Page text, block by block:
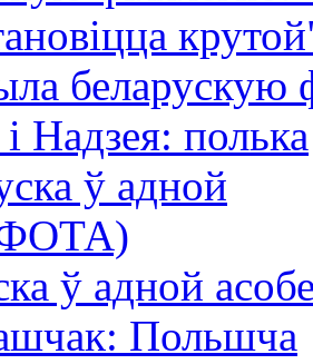
беларускую
ў адной